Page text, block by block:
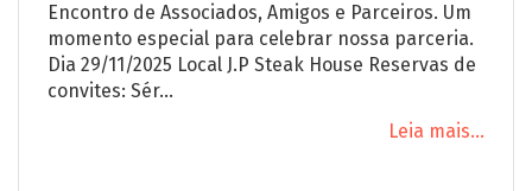
Encontro de Associados, Amigos e Parceiros. Um
momento especial para celebrar nossa parceria.
Dia 29/11/2025 Local J.P Steak House Reservas de
convites: Sér...
Leia mais...